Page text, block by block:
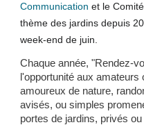
Communication et le
thème des jardins depuis
week-end de juin.
Chaque année, "Rendez-
l'opportunité aux
amoureux de nature,
avisés, ou simples
portes de jardins, privés